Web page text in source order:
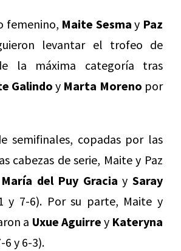
femenino, Maite Sesma y Paz
levantar el trofeo de
la máxima categoría tras
Galindo y Marta Moreno por
semifinales, copadas por las
cabezas de serie, Maite y Paz
María del Puy Gracia ySaray
y 7-6). Por su parte, Maite y
a Uxue Aguirre y Kateryna
6 y 6-3).